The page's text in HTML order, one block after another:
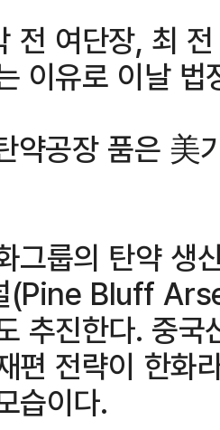
전 여단장, 최
이유로 이날 법
공장 품은 美
그룹의 탄약 생
(Pine Bluff
추진한다. 중
편 전략이 한화
습이다.